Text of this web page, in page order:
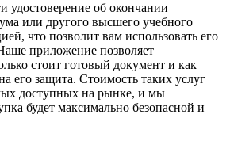
удостоверение об окончании
или другого высшего учебного
что позволит вам использовать его
приложение позволяет
стоит готовый документ и как
его защита. Стоимость таких услуг
доступных на рынке, и мы
будет максимально безопасной и